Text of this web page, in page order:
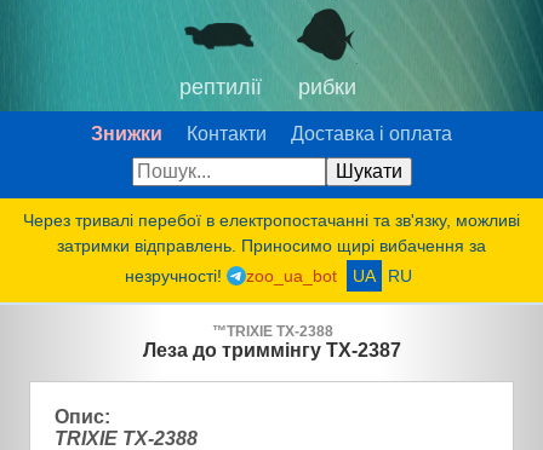
рептилії рибки
Знижки Контакти Доставка і оплата
Через тривалі перебої в електропостачанні та зв'язку, можливі
затримки відправлень. Приносимо щирі вибачення за
незручності!
zoo_ua_bot UA RU
™TRIXIETX-2388
Леза до триммінгу TX-2387
Опис:
TRIXIE TX-2388